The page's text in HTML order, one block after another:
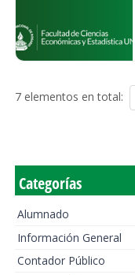
7 elementos en total:
Categorías
Alumnado
Información General
Contador Público